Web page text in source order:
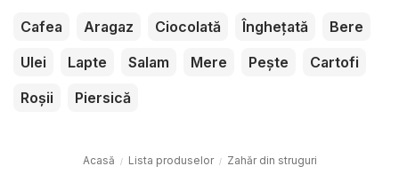
Cafea Aragaz Ciocolată Înghețată
Bere
Ulei
Lapte Salam Mere Pește
Cartofi
Roșii
Piersică
Acasă Lista produselor Zahăr din struguri